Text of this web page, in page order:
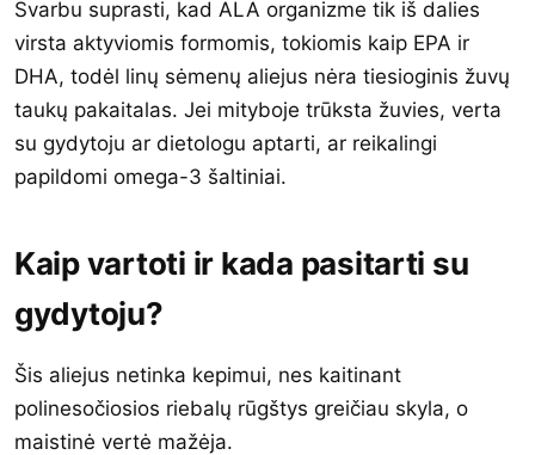
Svarbu suprasti, kad ALA organizme tik iš dalies
virsta aktyviomis formomis, tokiomis kaip EPA ir
DHA, todėl linų sėmenų aliejus nėra tiesioginis žuvų
taukų pakaitalas. Jei mityboje trūksta žuvies, verta
su gydytoju ar dietologu aptarti, ar reikalingi
papildomi omega-3 šaltiniai.
Kaip vartoti ir kada pasitarti su
gydytoju?
Šis aliejus netinka kepimui, nes kaitinant
polinesočiosios riebalų rūgštys greičiau skyla, o
maistinė vertė mažėja.